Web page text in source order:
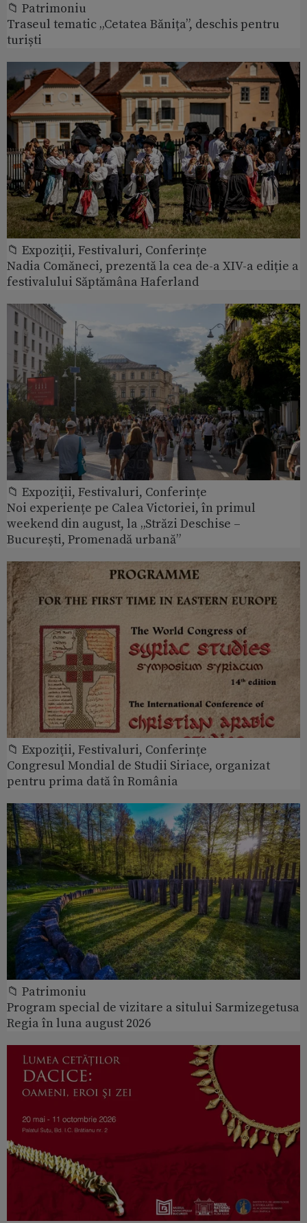
📁 Patrimoniu
Traseul tematic „Cetatea Bănița”, deschis pentru
turiști
📁 Expoziţii, Festivaluri, Conferințe
Nadia Comăneci, prezentă la cea de-a XIV-a ediție a
festivalului Săptămâna Haferland
📁 Expoziţii, Festivaluri, Conferințe
Noi experiențe pe Calea Victoriei, în primul
weekend din august, la „Străzi Deschise –
București, Promenadă urbană”
📁 Expoziţii, Festivaluri, Conferințe
Congresul Mondial de Studii Siriace, organizat
pentru prima dată în România
📁 Patrimoniu
Program special de vizitare a sitului Sarmizegetusa
Regia în luna august 2026